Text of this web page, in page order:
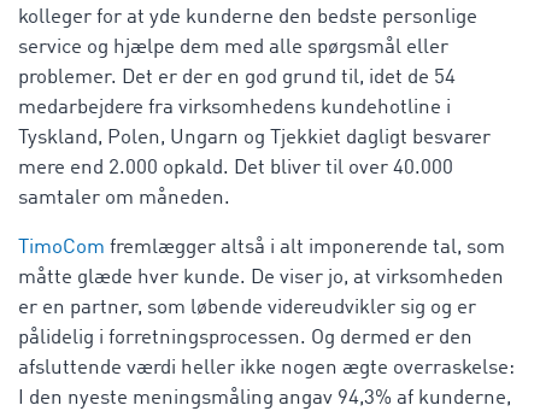
kolleger for at yde kunderne den bedste personlige
service og hjælpe dem med alle spørgsmål eller
problemer. Det er der en god grund til, idet de 54
medarbejdere fra virksomhedens kundehotline i
Tyskland, Polen, Ungarn og Tjekkiet dagligt besvarer
mere end 2.000 opkald. Det bliver til over 40.000
samtaler om måneden.
TimoCom fremlægger altså i alt imponerende tal, som
måtte glæde hver kunde. De viser jo, at virksomheden
er en partner, som løbende videreudvikler sig og er
pålidelig i forretningsprocessen. Og dermed er den
afsluttende værdi heller ikke nogen ægte overraskelse:
I den nyeste meningsmåling angav 94,3% af kunderne,